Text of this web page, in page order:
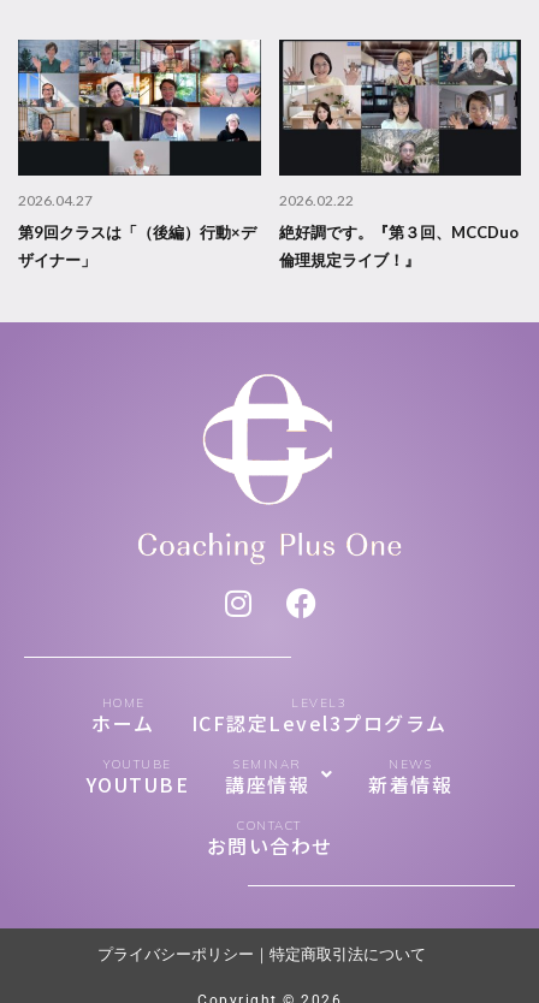
2026.04.27
第9回クラスは「（後編）行動×デ
ザイナー」
2026.02.22
絶好調です。『第３回、MCCDuo
倫理規定ライブ！』
HOME
ホーム
LEVEL3
ICF認定Level3プログラム
YOUTUBE
YOUTUBE
SEMINAR
講座情報
NEWS
新着情報
CONTACT
お問い合わせ
プライバシーポリシー ｜ 特定商取引法について